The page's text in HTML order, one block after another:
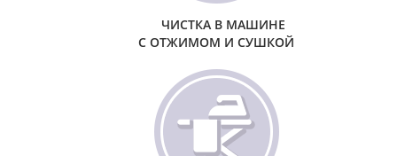
ЧИСТКА В МАШИНЕ
С ОТЖИМОМ И СУШКОЙ